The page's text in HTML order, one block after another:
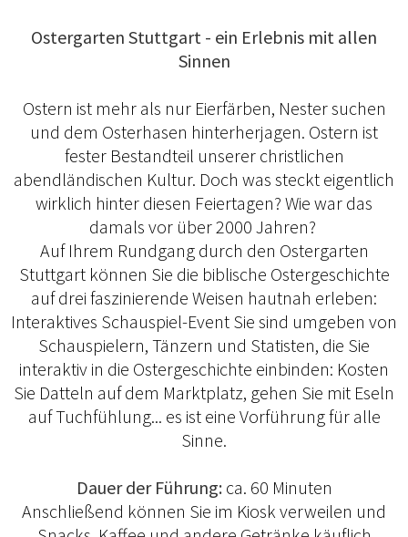
Ostergarten Stuttgart - ein Erlebnis mit allen
Sinnen
Ostern ist mehr als nur Eierfärben, Nester suchen
und dem Osterhasen hinterherjagen. Ostern ist
fester Bestandteil unserer christlichen
abendländischen Kultur. Doch was steckt eigentlich
wirklich hinter diesen Feiertagen? Wie war das
damals vor über 2000 Jahren?
Auf Ihrem Rundgang durch den Ostergarten
Stuttgart können Sie die biblische Ostergeschichte
auf drei faszinierende Weisen hautnah erleben:
Interaktives Schauspiel-Event Sie sind umgeben von
Schauspielern, Tänzern und Statisten, die Sie
interaktiv in die Ostergeschichte einbinden: Kosten
Sie Datteln auf dem Marktplatz, gehen Sie mit Eseln
auf Tuchfühlung... es ist eine Vorführung für alle
Sinne.
Dauer der Führung:ca. 60 Minuten
Anschließend können Sie im Kiosk verweilen und